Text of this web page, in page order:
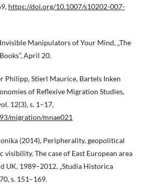
https://doi.org/10.1007/s10202-007-
Manipulators of Your Mind, „The
April 20.
Philipp, Stierl Maurice, Bartels Inken
of Reflexive Migration Studies,
12(3), s. 1–17,
migration/mnae021
(2014), Peripherality, geopolitical
visibility. The case of East European area
UK, 1989–2012, „Studia Historica
s. 151–169.